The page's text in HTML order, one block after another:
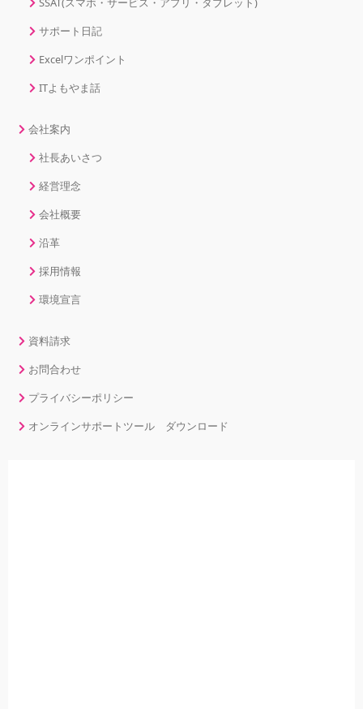
サポート日記
Excelワンポイント
ITよもやま話
会社案内
社長あいさつ
経営理念
会社概要
沿革
採用情報
環境宣言
資料請求
お問合わせ
プライバシーポリシー
オンラインサポートツール ダウンロード